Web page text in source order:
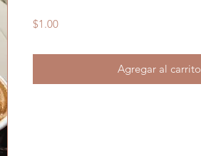
$1.00Precio
Agregar al carrito